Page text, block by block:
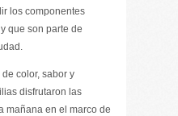
los componentes
que son parte de
color, sabor y
disfrutaron las
mañana en el marco de